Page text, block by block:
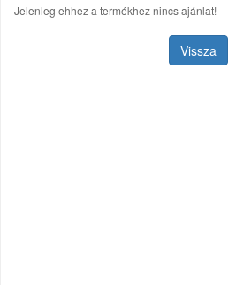
Jelenleg ehhez a termékhez nincs ajánlat!
Vissza